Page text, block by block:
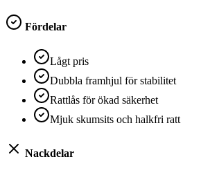
Fördelar
Lågt pris
Dubbla framhjul för stabilitet
Rattlås för ökad säkerhet
Mjuk skumsits och halkfri ratt
Nackdelar